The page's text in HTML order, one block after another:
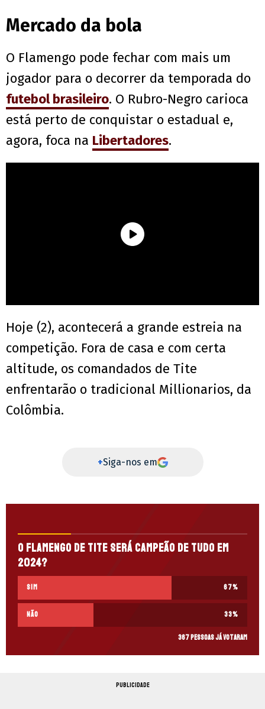
Mercado da bola
O Flamengo pode fechar com mais um
jogador para o decorrer da temporada do
futebol brasileiro. O Rubro-Negro carioca
está perto de conquistar o estadual e,
agora, foca na Libertadores.
Hoje (2), acontecerá a grande estreia na
competição. Fora de casa e com certa
altitude, os comandados de Tite
enfrentarão o tradicional Millionarios, da
Colômbia.
+Siga-nos em
O Flamengo de Tite será campeão de tudo em
2024?
Sim 67%
Não 33%
367 pessoas já votaram
PUBLICIDADE